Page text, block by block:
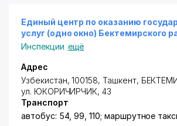
Единый центр по оказанию
услуг (одно окно) Бектемирского
Инспекции ещё
Адрес
Узбекистан, 100158, Ташкент,
ул. ЮКОРИЧИРЧИК, 43
Транспорт
автобус: 54, 99, 110; маршрутное